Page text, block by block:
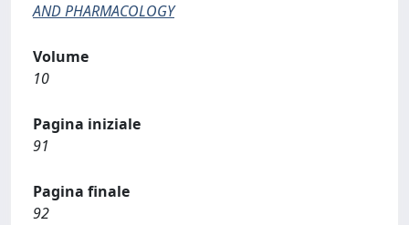
AND PHARMACOLOGY
Volume
10
Pagina iniziale
91
Pagina finale
92